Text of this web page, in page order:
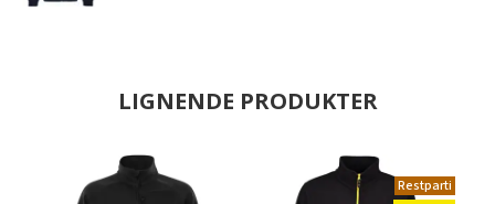
LIGNENDE PRODUKTER
Restparti